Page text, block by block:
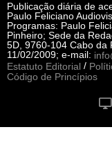
Publicação diária de
Paulo Feliciano
Programas: Paulo
Pinheiro; Sede da
5D, 9760-104 Cabo da
11/02/2009; e-mail:
Estatuto Editorial /
Código de Princípios